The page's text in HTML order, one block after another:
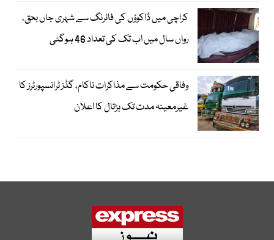
کراچی میں ڈاکوؤں کی فائرنگ سے شہری جاں بحق،
رواں سال میں اب تک کی تعداد 46 ہوگئی
وفاقی حکومت سے مذاکرات ناکام، گڈز ٹرانسپورٹرز کا
غیرمعینہ مدت تک ہڑتال کا اعلان